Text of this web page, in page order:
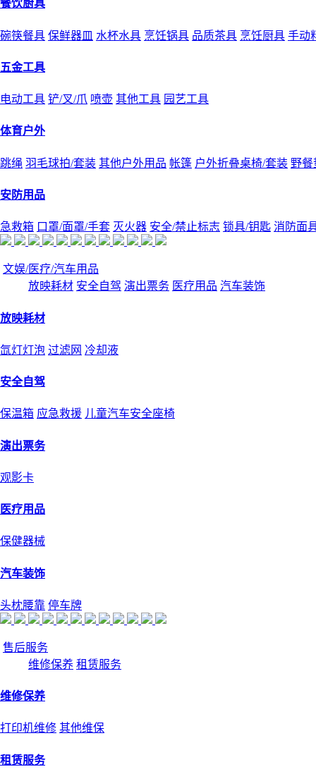
餐饮厨具
碗筷餐具 保鲜器皿 水杯水具 烹饪锅具 品质茶具 烹饪厨具 手动
五金工具
电动工具 铲/叉/爪 喷壶 其他工具 园艺工具
体育户外
跳绳 羽毛球拍/套装 其他户外用品 帐篷 户外折叠桌椅/套装 野餐
安防用品
急救箱 口罩/面罩/手套 灭火器 安全/禁止标志 锁具/钥匙 消防面
文娱/医疗/汽车用品
放映耗材 安全自驾 演出票务 医疗用品 汽车装饰
放映耗材
氙灯灯泡 过滤网 冷却液
安全自驾
保温箱 应急救援 儿童汽车安全座椅
演出票务
观影卡
医疗用品
保健器械
汽车装饰
头枕腰靠 停车牌
售后服务
维修保养 租赁服务
维修保养
打印机维修 其他维保
租赁服务